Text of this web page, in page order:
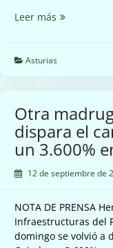
Leer más Basta
con
las
Espartal
en
Castrillón
Asturias
Otra
dispara el
un 3.600%
12 de septiembre de
NOTA DE PRENSA
Infraestructuras del
domingo se volvió a